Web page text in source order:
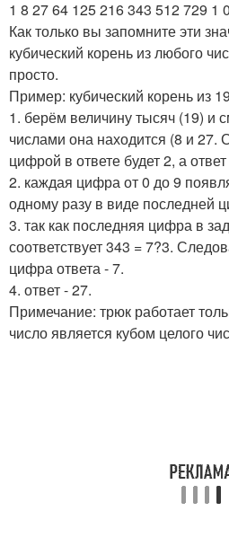
1 8 27 64 125 216 343 512 729 1
Как только вы запомните эти
кубический корень из любого
просто.
Пример: кубический корень из
1. берём величину тысяч (19) и
числами она находится (8 и 27.
цифрой в ответе будет 2, а
2. каждая цифра от 0 до 9
одному разу в виде последней
3. так как последняя цифра в
соответствует 343 = 7?3.
цифра ответа - 7.
4. ответ - 27.
Примечание: трюк работает
число является кубом целого